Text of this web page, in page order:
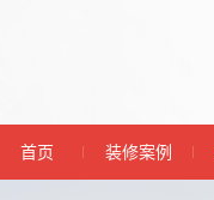
首页 装修案例